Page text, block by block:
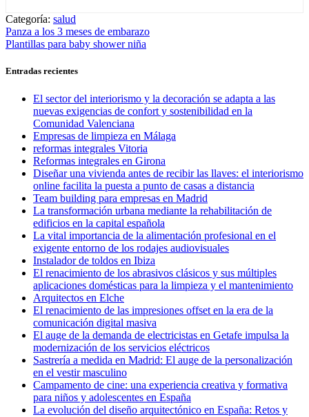
Categoría: salud
Navegación
de
entradas
Entrada
anterior:
Panza a los 3 meses de embarazo
Entrada
Plantillas para baby shower niña
Entradas recientes
El sector del interiorismo y la decoración se adapta a las
nuevas exigencias de confort y sostenibilidad en la
Comunidad Valenciana
Empresas de limpieza en Málaga
reformas integrales Vitoria
Reformas integrales en Girona
Diseñar una vivienda antes de recibir las llaves: el interiorismo
online facilita la puesta a punto de casas a distancia
Team building para empresas en Madrid
La transformación urbana mediante la rehabilitación de
edificios en la capital española
La vital importancia de la alimentación profesional en el
exigente entorno de los rodajes audiovisuales
Instalador de toldos en Ibiza
El renacimiento de los abrasivos clásicos y sus múltiples
aplicaciones domésticas para la limpieza y el mantenimiento
Arquitectos en Elche
El renacimiento de las impresiones offset en la era de la
comunicación digital masiva
El auge de la demanda de electricistas en Getafe impulsa la
modernización de los servicios eléctricos
Sastrería a medida en Madrid: El auge de la personalización
en el vestir masculino
Campamento de cine: una experiencia creativa y formativa
para niños y adolescentes en España
La evolución del diseño arquitectónico en España: Retos y